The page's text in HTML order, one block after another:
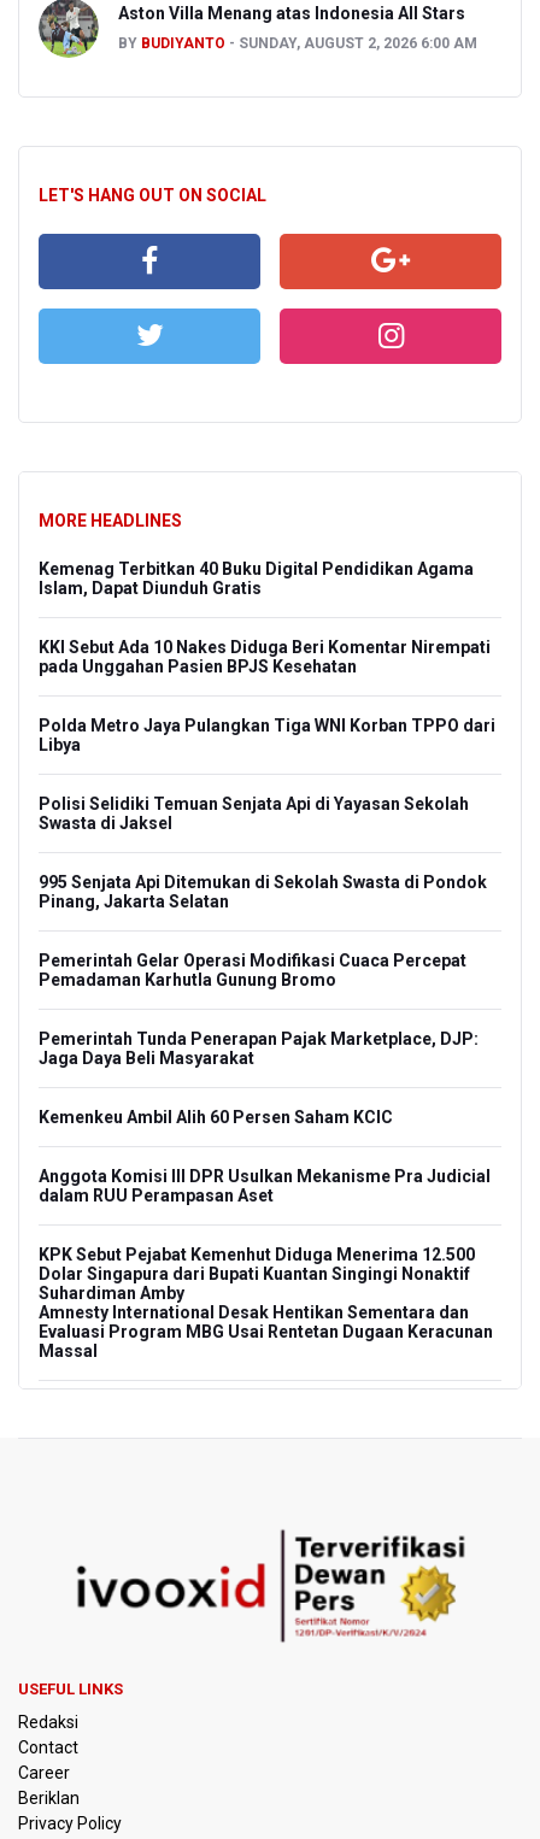
Aston Villa Menang atas Indonesia All Stars
BY BUDIYANTO SUNDAY, AUGUST 2, 2026 6:00 AM
LET'S HANG OUT ON SOCIAL
MORE HEADLINES
Kemenag Terbitkan 40 Buku Digital Pendidikan Agama
Islam, Dapat Diunduh Gratis
KKI Sebut Ada 10 Nakes Diduga Beri Komentar Nirempati
pada Unggahan Pasien BPJS Kesehatan
Polda Metro Jaya Pulangkan Tiga WNI Korban TPPO dari
Libya
Polisi Selidiki Temuan Senjata Api di Yayasan Sekolah
Swasta di Jaksel
995 Senjata Api Ditemukan di Sekolah Swasta di Pondok
Pinang, Jakarta Selatan
Pemerintah Gelar Operasi Modifikasi Cuaca Percepat
Pemadaman Karhutla Gunung Bromo
Pemerintah Tunda Penerapan Pajak Marketplace, DJP:
Jaga Daya Beli Masyarakat
Kemenkeu Ambil Alih 60 Persen Saham KCIC
Anggota Komisi III DPR Usulkan Mekanisme Pra Judicial
dalam RUU Perampasan Aset
KPK Sebut Pejabat Kemenhut Diduga Menerima 12.500
Dolar Singapura dari Bupati Kuantan Singingi Nonaktif
Suhardiman Amby
Amnesty International Desak Hentikan Sementara dan
Evaluasi Program MBG Usai Rentetan Dugaan Keracunan
Massal
DPR Pastikan Tak Ada Surpres Pergantian Kapolri
Pemerintah Tambah Penempatan Dana SAL di Himbara
OJK Wajibkan Pindar Serahkan Data Transaksi
di Srikandi Merdeka Cup 2026
USEFUL LINKS
Redaksi
Contact
Career
Beriklan
Privacy Policy